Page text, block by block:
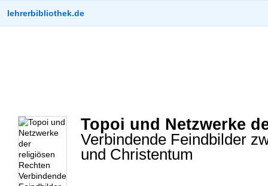
lehrerbibliothek.de
Topoi und Netzwerke
Verbindende Feindbilder
und Christentum